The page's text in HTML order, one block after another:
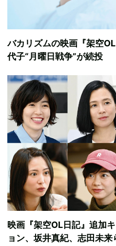
バカリズムの映画『架空
代子“月曜日戦争”が続投
映画『架空OL日記』追加
ョン、坂井真紀、志田未来